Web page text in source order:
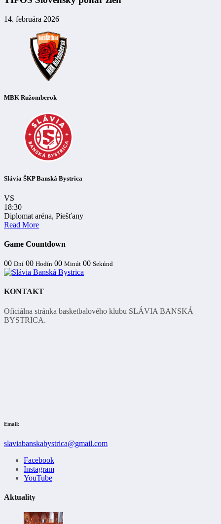
14. februára 2026
MBK Ružomberok
Slávia ŠKP Banská Bystrica
VS
18:30
Diplomat aréna, Piešťany
Read More
Game Countdown
00 Dní 00 Hodín 00 Minút 00 Sekúnd
KONTAKT
Oficiálna stránka basketbalového klubu SLÁVIA BANSKÁ
BYSTRICA.
Email:
slaviabanskabystrica@gmail.com
Facebook
Instagram
YouTube
Aktuality